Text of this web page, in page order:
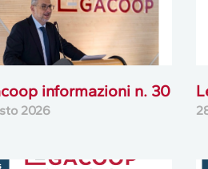
informazioni n. 30
2026